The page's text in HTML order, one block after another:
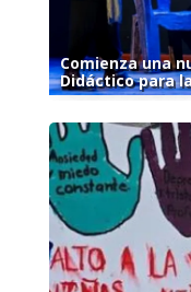
Comienza una
Didáctico para